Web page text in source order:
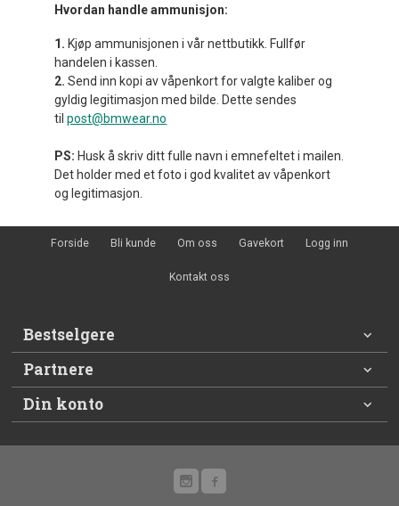
Hvordan handle ammunisjon:
1. Kjøp ammunisjonen i vår nettbutikk. Fullfør
handelen i kassen.
2. Send inn kopi av våpenkort for valgte kaliber og
gyldig legitimasjon med bilde. Dette sendes
til post@bmwear.no
PS: Husk å skriv ditt fulle navn i emnefeltet i mailen.
Det holder med et foto i god kvalitet av våpenkort
og legitimasjon.
Forside Bli kunde Om oss Gavekort Logg inn
Kontakt oss
Bestselgere
Partnere
Din konto